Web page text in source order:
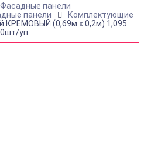
Фасадные панели
панели
Комплектующие
КРЕМОВЫЙ (0,69м х 0,2м) 1,095
уп